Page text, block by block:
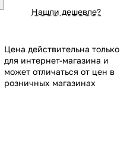
Нашли дешевле?
Цена действительна только
для интернет-магазина и
может отличаться от цен в
розничных магазинах